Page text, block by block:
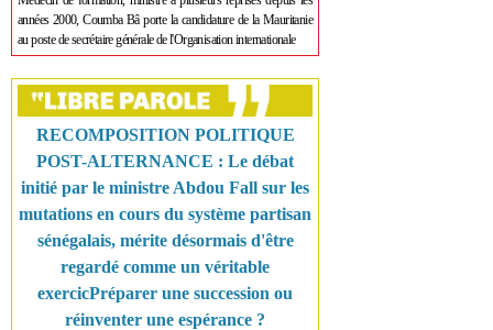
années 2000, Coumba Bâ porte la candidature de la Mauritanie
au poste de secrétaire générale de l'Organisation internationale
RECOMPOSITION POLITIQUE
POST-ALTERNANCE : Le débat
initié par le ministre Abdou Fall sur les
mutations en cours du système partisan
sénégalais, mérite désormais d'être
regardé comme un véritable
exercicPréparer une succession ou
réinventer une espérance ?